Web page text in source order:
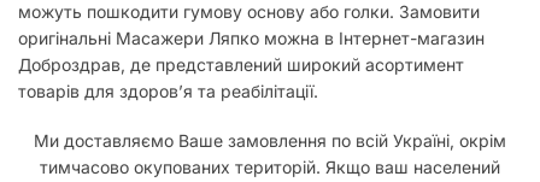
можуть пошкодити гумову основу або голки. Замовити
оригінальні Масажери Ляпко можна в Інтернет-магазин
Доброздрав, де представлений широкий асортимент
товарів для здоров’я та реабілітації.
Ми доставляємо Ваше замовлення по всій Україні, окрім
тимчасово окупованих територій. Якщо ваш населений